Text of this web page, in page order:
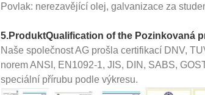
Povlak: nerezavějící olej, galvanizace za
5.ProduktQualification of the Pozinkovaná
Naše společnost AG prošla certifikací DNV,
norem ANSI, EN1092-1, JIS, DIN, SABS,
speciální přírubu podle výkresu.